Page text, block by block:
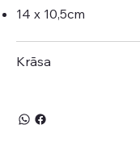
14 x 10,5cm
Krāsa